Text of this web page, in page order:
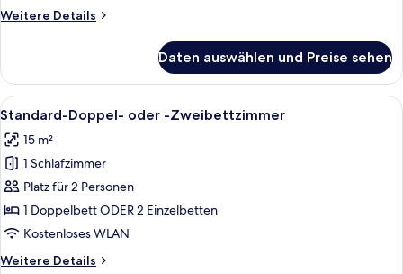
Weitere Details
Weitere
Einzelzimmer,
1 Einzelbett
Daten auswählen und Preise sehen
Alle
Fotos
für
Standard-
Doppel-
oder
-
Ein Hotelzimmer mit einem großen
8
Standard-Doppel- oder -Zweibettzimmer
15 m²
1 Schlafzimmer
Platz für 2 Personen
1 Doppelbett ODER 2 Einzelbetten
Kostenloses WLAN
Weitere Details
Weitere